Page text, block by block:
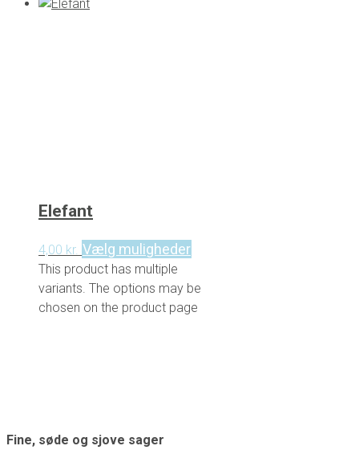
Elefant
4,00 kr. Vælg muligheder
This product has multiple
variants. The options may be
chosen on the product page
Fine, søde og sjove sager